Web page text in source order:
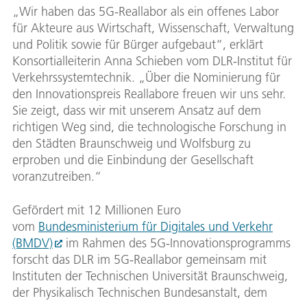
„Wir haben das 5G-Reallabor als ein offenes Labor
für Akteure aus Wirtschaft, Wissenschaft, Verwaltung
und Politik sowie für Bürger aufgebaut“, erklärt
Konsortialleiterin Anna Schieben vom DLR-Institut für
Verkehrssystemtechnik. „Über die Nominierung für
den Innovationspreis Reallabore freuen wir uns sehr.
Sie zeigt, dass wir mit unserem Ansatz auf dem
richtigen Weg sind, die technologische Forschung in
den Städten Braunschweig und Wolfsburg zu
erproben und die Einbindung der Gesellschaft
voranzutreiben.“
Gefördert mit 12 Millionen Euro
vom Bundesministerium für Digitales und Verkehr
(BMDV)
im Rahmen des 5G-Innovationsprogramms
forscht das DLR im 5G-Reallabor gemeinsam mit
Instituten der Technischen Universität Braunschweig,
der Physikalisch Technischen Bundesanstalt, dem